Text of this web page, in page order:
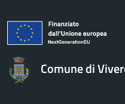
logo Unione Europea
Comune di